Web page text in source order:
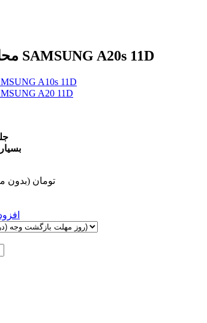
محافظ صفحه نمایش SAMSUNG A20s 11D
14,500 تومان (بدون